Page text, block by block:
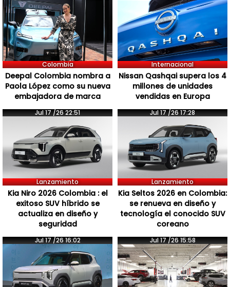
Colombia
Deepal Colombia nombra a
Paola López como su nueva
embajadora de marca
Internacional
Nissan Qashqai supera los 4
millones de unidades
vendidas en Europa
Jul 17 /26 22:51
Lanzamiento
Kia Niro 2026 Colombia : el
exitoso SUV híbrido se
actualiza en diseño y
seguridad
Jul 17 /26 17:28
Lanzamiento
Kia Seltos 2026 en Colombia:
se renueva en diseño y
tecnología el conocido SUV
coreano
Jul 17 /26 16:02 Jul 17 /26 15:58